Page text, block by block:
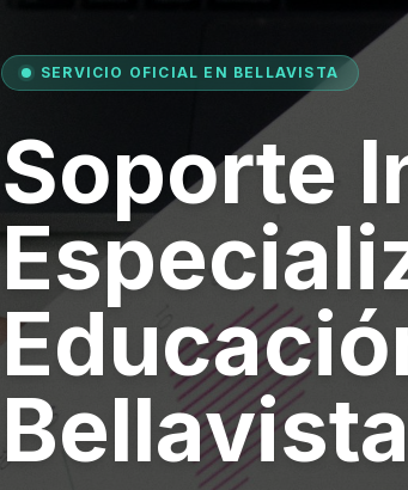
SERVICIO OFICIAL EN BELLAVISTA
Soporte
Bellavista